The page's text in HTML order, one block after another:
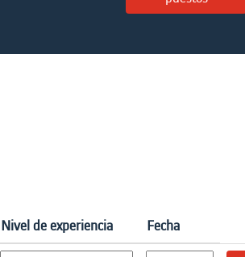
Nivel de experiencia Fecha